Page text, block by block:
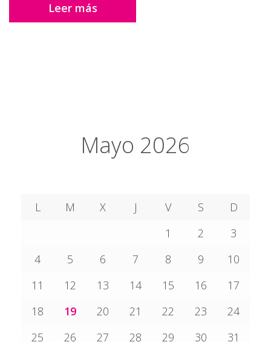
Leer más
Mayo 2026
L M X J V S
D
1
2
3
4
5 6 7 8 9
10
11
12 13 14 15 16
17
18
19 20 21 22 23
24
25
26 27 28 29 30 31